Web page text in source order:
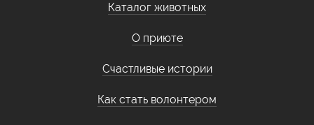
Каталог животных
О приюте
Счастливые истории
Как стать волонтером